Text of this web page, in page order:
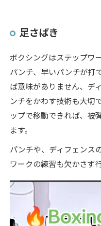
足さばき
ボクシングはステップワ
パンチ、早いパンチが打
ば意味がありません、デ
ンチをかわす技術も大切
ップで移動できれば、被
ます。
パンチや、ディフェンス
ワークの練習も欠かさず